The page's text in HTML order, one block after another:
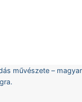
művészete – magyar